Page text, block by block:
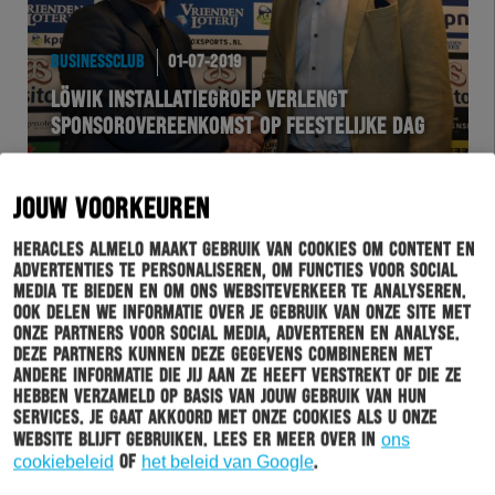
JOUW VOORKEUREN
Heracles Almelo maakt gebruik van cookies om content en
advertenties te personaliseren, om functies voor social
media te bieden en om ons websiteverkeer te analyseren.
Ook delen we informatie over je gebruik van onze site met
onze partners voor social media, adverteren en analyse.
Deze partners kunnen deze gegevens combineren met
andere informatie die jij aan ze heeft verstrekt of die ze
hebben verzameld op basis van jouw gebruik van hun
services. Je gaat akkoord met onze cookies als u onze
website blijft gebruiken. Lees er meer over in ons
cookiebeleid of het beleid van Google.
BUSINESSCLUB 01-07-2019
LÖWIK INSTALLATIEGROEP VERLENGT
SPONSOROVEREENKOMST OP FEESTELIJKE DAG
HERACLES 01-07-2019
ERVE ASITO NIEUWE NAAM STADION HERACLES